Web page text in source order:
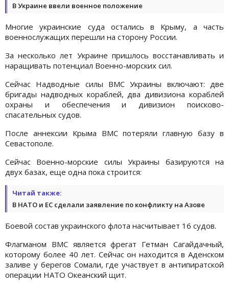
В Украине ввели военное положение
Многие украинские суда остались в Крыму, а часть
военнослужащих перешли на сторону России.
За несколько лет Украине пришлось восстанавливать и
наращивать потенциал Военно-морских сил.
Сейчас Надводные силы ВМС Украины включают: две
бригады надводных кораблей, два дивизиона кораблей
охраны и обеспечения и дивизион поисково-
спасательных судов.
После аннексии Крыма ВМС потеряли главную базу в
Севастополе.
Сейчас Военно-морские силы Украины базируются на
двух базах, еще одна пока строится:
Читай также:
В НАТО и ЕС сделали заявление по конфликту на Азове
Боевой состав украинского флота насчитывает 16 судов.
Флагманом ВМС является фрегат Гетман Сагайдачный,
которому более 40 лет. Сейчас он находится в Аденском
заливе у берегов Сомали, где участвует в антипиратской
операции НАТО Океанский щит.